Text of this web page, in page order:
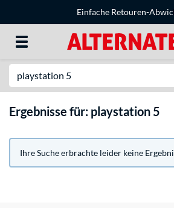
Einfache Retouren-
Ergebnisse für: playstation 5
Ihre Suche erbrachte leider keine